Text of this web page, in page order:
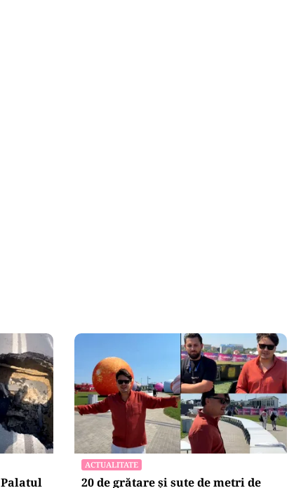
ACTUALITATE
20 de grătare și sute de metri de